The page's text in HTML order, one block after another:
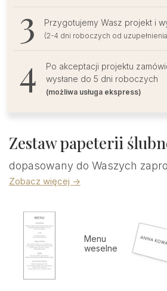
Przygotujemy Wasz projekt i
(2-4 dni roboczych od
Po akceptacji projektu
wysłane do 5 dni roboczych
(możliwa usługa ekspress)
Zestaw papeterii
dopasowany do Waszych
Zobacz więcej ->
Menu
weselne